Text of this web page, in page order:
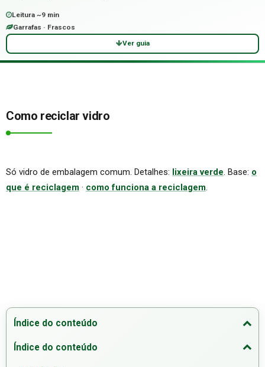
Leitura ~9 min
Garrafas · Frascos
Ver guia
Como reciclar vidro
Só vidro de embalagem comum. Detalhes: lixeira verde. Base: o
que é reciclagem · como funciona a reciclagem.
Índice do conteúdo
Índice do conteúdo